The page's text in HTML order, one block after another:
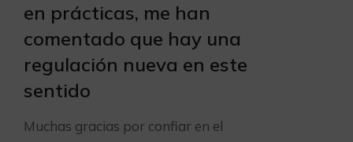
en prácticas, me han
comentado que hay una
regulación nueva en este
sentido
Muchas gracias por confiar en el